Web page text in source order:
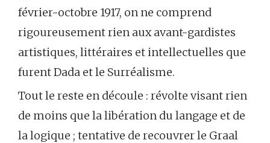
février-octobre 1917, on ne comprend
rigoureusement rien aux avant-gardistes
artistiques, littéraires et intellectuelles que
furent Dada et le Surréalisme.
Tout le reste en découle : révolte visant rien
de moins que la libération du langage et de
la logique ; tentative de recouvrer le Graal